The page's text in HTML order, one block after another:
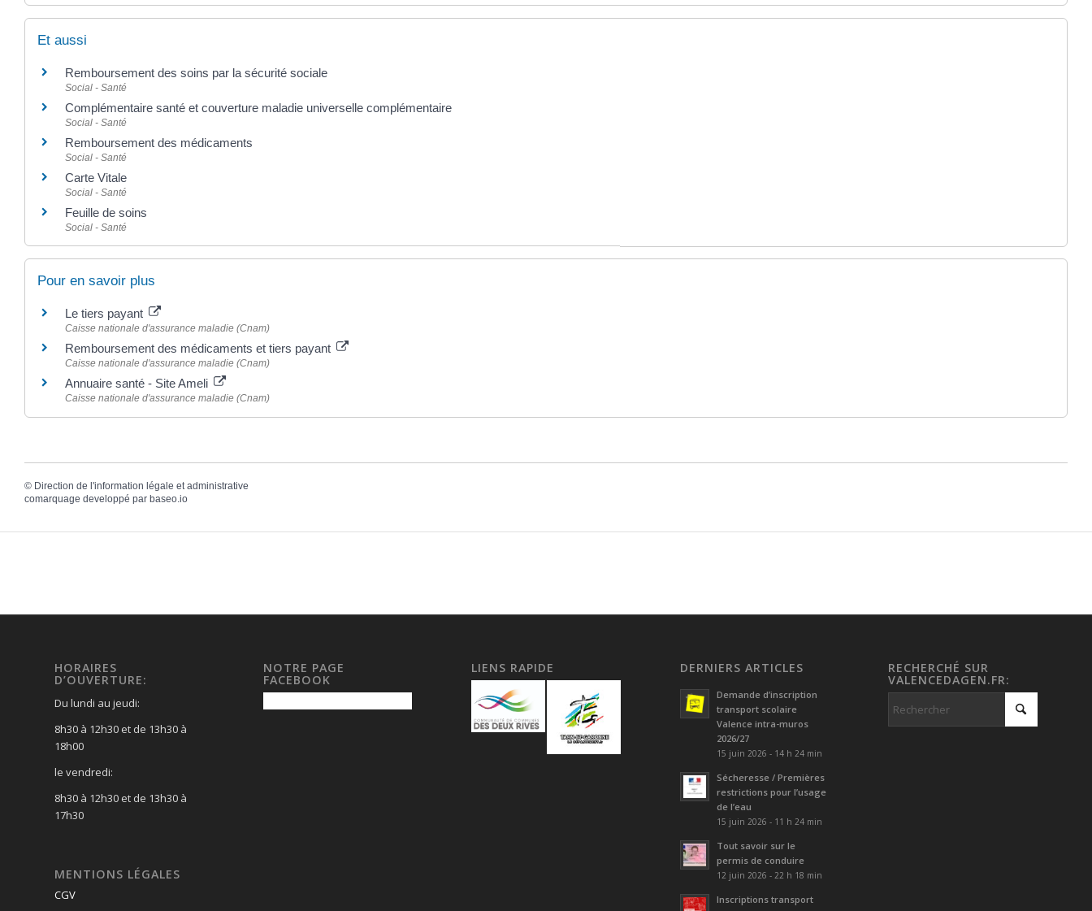
Et aussi
Remboursement des soins par la sécurité sociale
Social - Santé
Complémentaire santé et couverture maladie universelle complémentaire
Social - Santé
Remboursement des médicaments
Social - Santé
Carte Vitale
Social - Santé
Feuille de soins
Social - Santé
Pour en savoir plus
Le tiers payant
Caisse nationale d'assurance maladie (Cnam)
Remboursement des médicaments et tiers payant
Caisse nationale d'assurance maladie (Cnam)
Annuaire santé - Site Ameli
Caisse nationale d'assurance maladie (Cnam)
© Direction de l'information légale et administrative
comarquage developpé par baseo.io
HORAIRES
D’OUVERTURE:
Du lundi au jeudi:
8h30 à 12h30 et de 13h30 à
18h00
le vendredi:
8h30 à 12h30 et de 13h30 à
17h30
MENTIONS LÉGALES
CGV
NOTRE PAGE
FACEBOOK
LIENS RAPIDE DERNIERS ARTICLES
Demande d’inscription
transport scolaire
Valence intra-muros
2026/27
15 juin 2026 - 14 h 24 min
Sécheresse / Premières
restrictions pour l’usage
de l’eau
15 juin 2026 - 11 h 24 min
Tout savoir sur le
permis de conduire
12 juin 2026 - 22 h 18 min
Inscriptions transport
RECHERCHÉ SUR
VALENCEDAGEN.FR: